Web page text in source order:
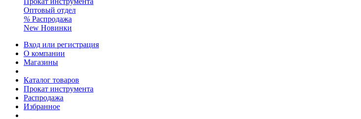
Оптовый отдел
% Распродажа
New Новинки
Вход или регистрация
О компании
Магазины
Каталог товаров
Прокат инструмента
Распродажа
Избранное